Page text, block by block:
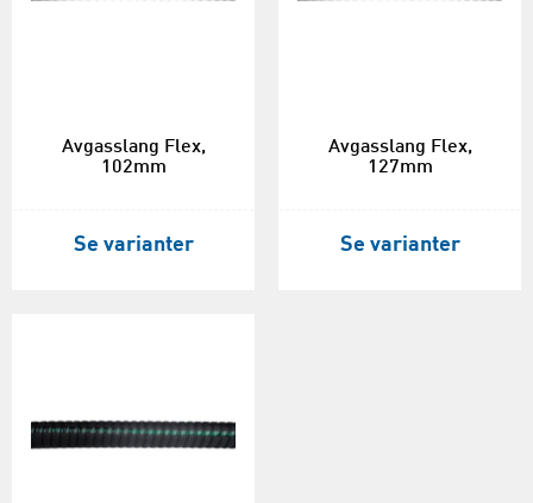
Avgasslang Flex,
102mm
Se varianter
Avgasslang Flex,
127mm
Se varianter